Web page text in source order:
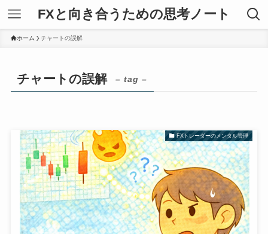
FXと向き合うための思考ノート
ホーム チャートの誤解
チャートの誤解 – tag –
FXトレーダーのメンタル管理